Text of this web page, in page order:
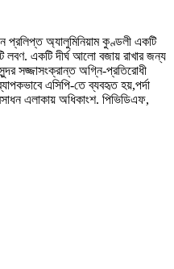
প্রলিপ্ত অ্যালুমিনিয়াম কুণ্ডলী একটি
লবণ. একটি দীর্ঘ আলো বজায় রাখার জন্য
সজ্জাসংক্রান্ত অগ্নি-প্রতিরোধী
এসিপি-তে ব্যবহৃত হয়,পর্দা
এলাকায় অধিকাংশ. পিভিডিএফ,